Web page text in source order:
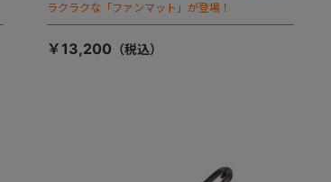
ラクラクな「ファンマット」が登場！
￥13,200